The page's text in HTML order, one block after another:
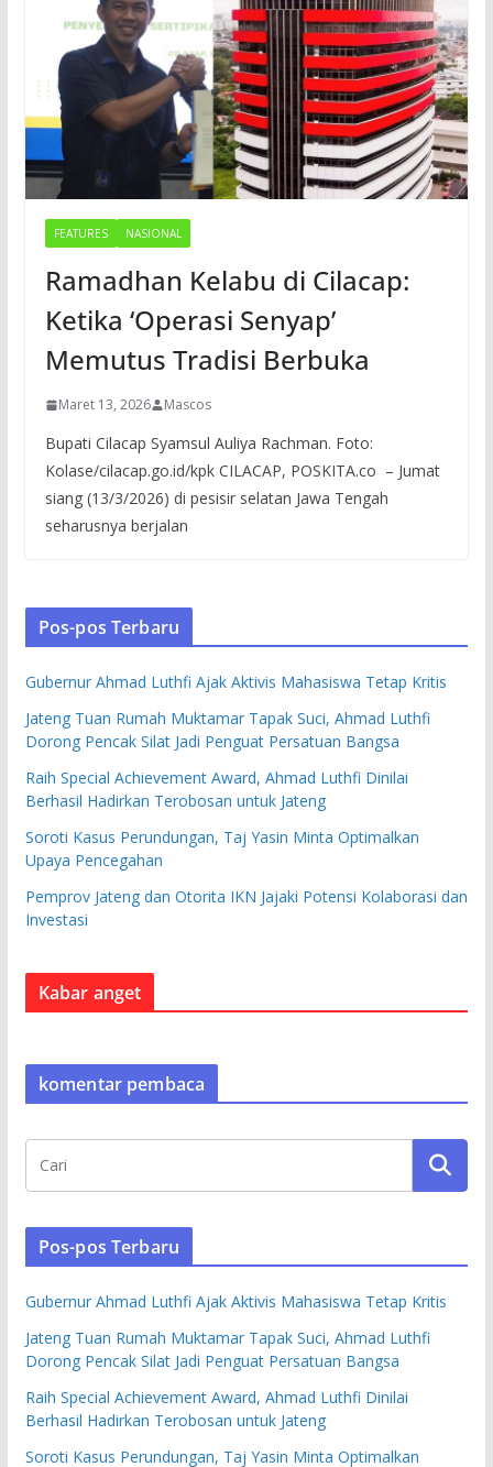
FEATURES NASIONAL
Ramadhan Kelabu di Cilacap:
Ketika ‘Operasi Senyap’
Memutus Tradisi Berbuka
Maret 13, 2026 Mascos
Bupati Cilacap Syamsul Auliya Rachman. Foto:
Kolase/cilacap.go.id/kpk CILACAP, POSKITA.co – Jumat
siang (13/3/2026) di pesisir selatan Jawa Tengah
seharusnya berjalan
Pos-pos Terbaru
Gubernur Ahmad Luthfi Ajak Aktivis Mahasiswa Tetap Kritis
Jateng Tuan Rumah Muktamar Tapak Suci, Ahmad Luthfi
Dorong Pencak Silat Jadi Penguat Persatuan Bangsa
Raih Special Achievement Award, Ahmad Luthfi Dinilai
Berhasil Hadirkan Terobosan untuk Jateng
Soroti Kasus Perundungan, Taj Yasin Minta Optimalkan
Upaya Pencegahan
Pemprov Jateng dan Otorita IKN Jajaki Potensi Kolaborasi dan
Investasi
Kabar anget
komentar pembaca
Pos-pos Terbaru
Gubernur Ahmad Luthfi Ajak Aktivis Mahasiswa Tetap Kritis
Jateng Tuan Rumah Muktamar Tapak Suci, Ahmad Luthfi
Dorong Pencak Silat Jadi Penguat Persatuan Bangsa
Raih Special Achievement Award, Ahmad Luthfi Dinilai
Berhasil Hadirkan Terobosan untuk Jateng
Soroti Kasus Perundungan, Taj Yasin Minta Optimalkan